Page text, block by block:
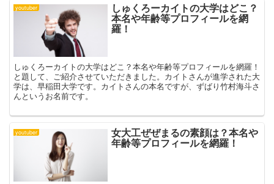
youtuber しゅくろーカイトの大学はどこ？
本名や年齢等プロフィールを網
羅！
しゅくろーカイトの大学はどこ？本名や年齢等プロフィールを網羅！
と題して、ご紹介させていただきました。カイトさんが進学された大
学は、早稲田大学です。カイトさんの本名ですが、ずばり竹村海斗さ
んというお名前です。
youtuber 女大工ぜぜまるの素顔は？本名や
年齢等プロフィールを網羅！